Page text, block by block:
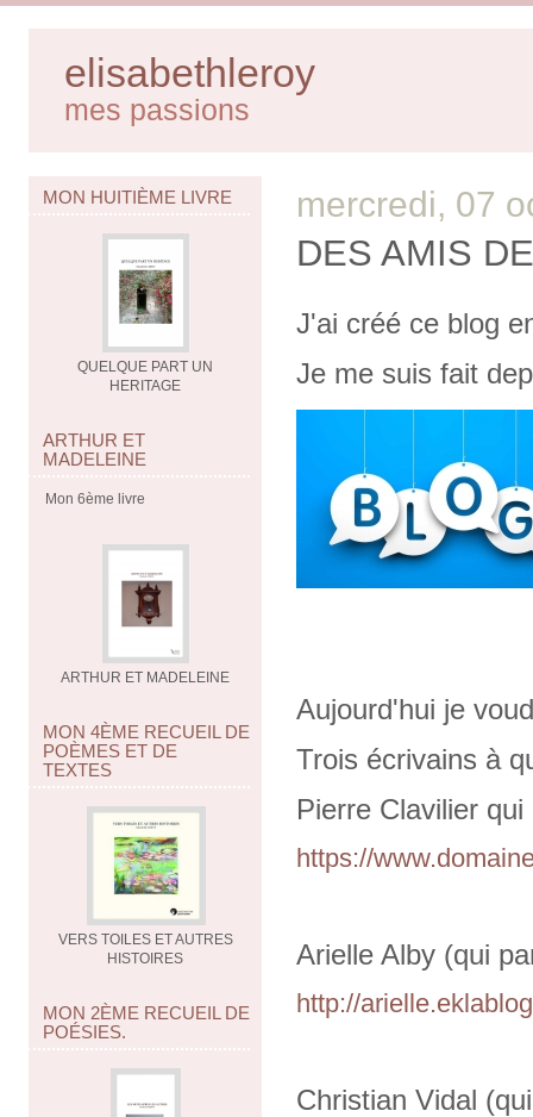
elisabethleroy
mes passions
MON HUITIÈME LIVRE
QUELQUE PART UN
HERITAGE
ARTHUR ET
MADELEINE
Mon 6ème livre
ARTHUR ET MADELEINE
MON 4ÈME RECUEIL DE
POÈMES ET DE
TEXTES
VERS TOILES ET AUTRES
HISTOIRES
MON 2ÈME RECUEIL DE
POÉSIES.
mercredi, 07
DES AMIS
J'ai créé ce blog
Je me suis fait
Aujourd'hui je
Trois écrivains à
Pierre Clavilier
https://
Arielle Alby (qui
http://
Christian Vidal